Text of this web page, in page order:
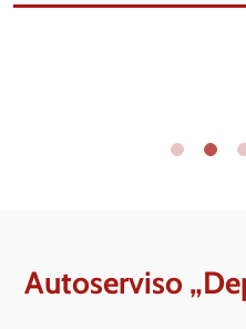
Autoserviso